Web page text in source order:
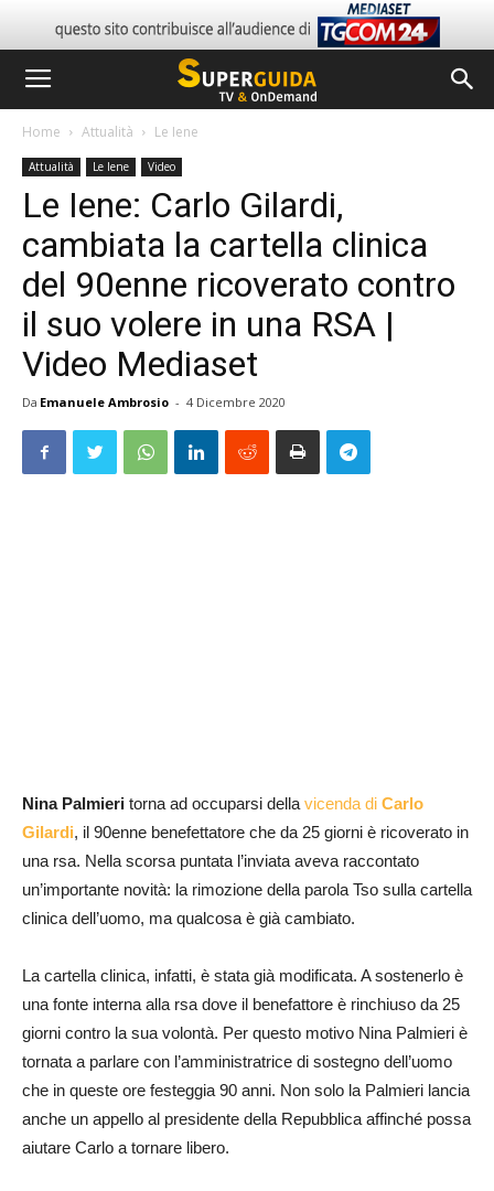
Home Attualità Le Iene
Attualità Le Iene Video
Le Iene: Carlo Gilardi,
cambiata la cartella clinica
del 90enne ricoverato contro
il suo volere in una RSA |
Video Mediaset
Da Emanuele Ambrosio - 4 Dicembre 2020
Nina Palmieri torna ad occuparsi dellavicenda di Carlo
Gilardi, il 90enne benefettatore che da 25 giorni è ricoverato in
una rsa. Nella scorsa puntata l’inviata aveva raccontato
un’importante novità: la rimozione della parola Tso sulla cartella
clinica dell’uomo, ma qualcosa è già cambiato.
La cartella clinica, infatti, è stata già modificata. A sostenerlo è
una fonte interna alla rsa dove il benefattore è rinchiuso da 25
giorni contro la sua volontà. Per questo motivo Nina Palmieri è
tornata a parlare con l’amministratrice di sostegno dell’uomo
che in queste ore festeggia 90 anni. Non solo la Palmieri lancia
anche un appello al presidente della Repubblica affinché possa
aiutare Carlo a tornare libero.